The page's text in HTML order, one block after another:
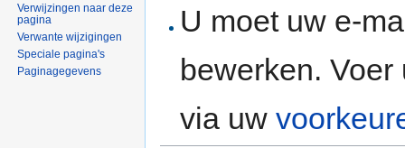
U moet uw e-
bewerken.
via uw
Verwijzingen naar deze
pagina
Verwante wijzigingen
Speciale pagina's
Paginagegevens